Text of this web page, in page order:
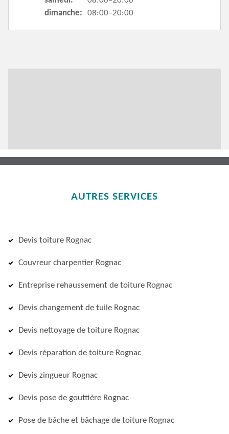
dimanche:
08:00–20:00
AUTRES SERVICES
Devis toiture Rognac
Couvreur charpentier Rognac
Entreprise rehaussement de toiture Rognac
Devis changement de tuile Rognac
Devis nettoyage de toiture Rognac
Devis réparation de toiture Rognac
Devis zingueur Rognac
Devis pose de gouttière Rognac
Pose de bâche et bâchage de toiture Rognac